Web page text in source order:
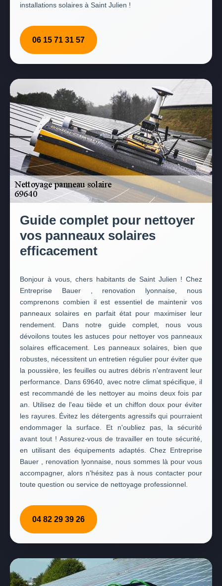
installations solaires à Saint Julien !
06 15 71 31 57
Guide complet pour nettoyer
vos panneaux solaires
efficacement
Bonjour à vous, chers habitants de Saint Julien ! Chez
Entreprise Bauer , renovation lyonnaise, nous
comprenons combien il est essentiel de maintenir vos
panneaux solaires en parfait état pour maximiser leur
rendement. Dans notre guide complet, nous vous
dévoilons toutes les astuces pour nettoyer vos panneaux
solaires efficacement. Les panneaux solaires, bien que
robustes, nécessitent un entretien régulier pour éviter que
la poussière, les feuilles ou autres débris n'entravent leur
performance. Dans 69640, avec notre climat spécifique, il
est recommandé de les nettoyer au moins deux fois par
an. Utilisez de l'eau tiède et un chiffon doux pour éviter
les rayures. Évitez les détergents agressifs qui pourraient
endommager la surface. Et n'oubliez pas, la sécurité
avant tout ! Assurez-vous de travailler en toute sécurité,
en utilisant des équipements adaptés. Chez Entreprise
Bauer , renovation lyonnaise, nous sommes là pour vous
accompagner, alors n'hésitez pas à nous contacter pour
toute question ou service de nettoyage professionnel.
04 82 29 39 26